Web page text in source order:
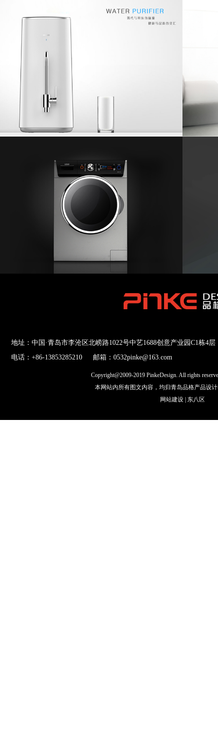
地址：中国·青岛市李沧区北崂路1022号中艺1688创意产业园C1栋4层
电话：+86-13853285210
邮箱：0532pinke@163.com
Copyright@2009-2019 PinkeDesign. All rights
本网站内所有图文内容，均归青岛品格产品设
网站建设 | 东八区